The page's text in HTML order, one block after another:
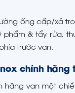
ống cấp/xả
phẩm & tẩy rửa,
trước van.
chính hãng
hãng van một